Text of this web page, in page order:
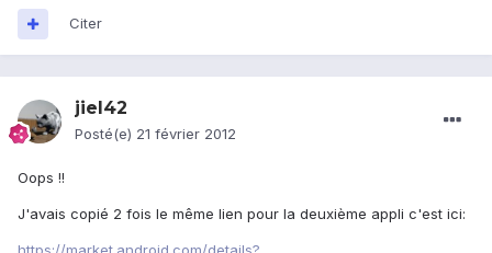
Citer
jiel42
Posté(e) 21 février 2012
Oops !!
J'avais copié 2 fois le même lien pour la deuxième appli c'est ici: